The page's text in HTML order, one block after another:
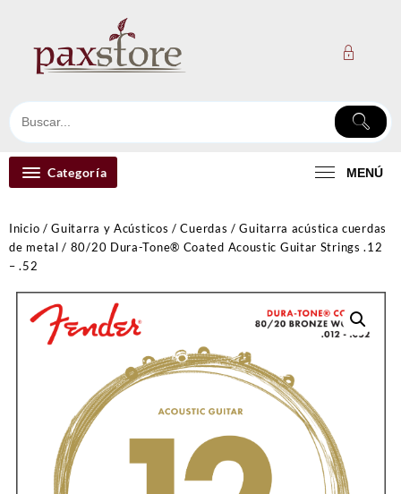
contenido
Categoría MENÚ
Inicio /Guitarra y Acústicos /Cuerdas /Guitarra acústica cuerdas
de metal / 80/20 Dura-Tone® Coated Acoustic Guitar Strings .12
– .52